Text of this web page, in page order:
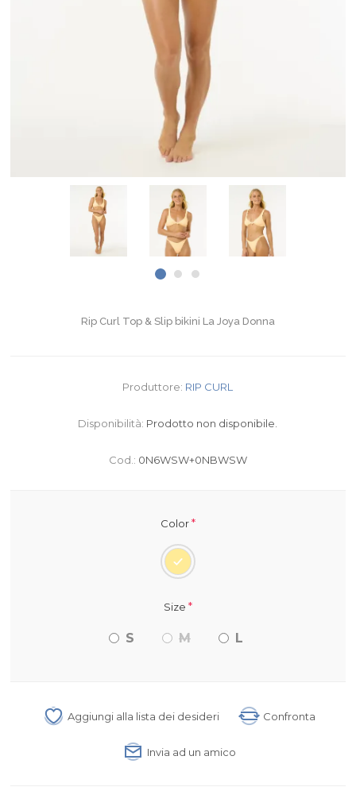
Rip Curl Top & Slip bikini La Joya Donna
Produttore: RIP CURL
Disponibilità: Prodotto non disponibile.
Cod.: 0N6WSW+0NBWSW
Color*
Size *
S M L
Aggiungi alla lista dei desideri Confronta
Invia ad un amico